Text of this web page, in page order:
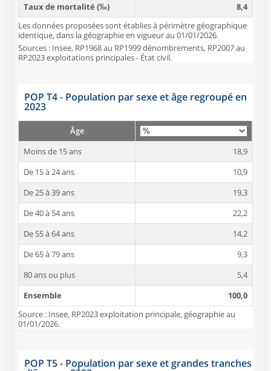
Taux de mortalité (‰)
8,4
Les données proposées sont établies à périmètre géographique
identique, dans la géographie en vigueur au 01/01/2026.
Sources : Insee, RP1968 au RP1999 dénombrements, RP2007 au
RP2023 exploitations principales - État civil.
POP T4 - Population par sexe et âge regroupé en
2023
Âge
Moins de 15 ans
18,9
De 15 à 24 ans
10,9
De 25 à 39 ans
19,3
De 40 à 54 ans
22,2
De 55 à 64 ans
14,2
De 65 à 79 ans
9,3
80 ans ou plus
5,4
Ensemble
100,0
Source : Insee, RP2023 exploitation principale, géographie au
01/01/2026.
POP T5 - Population par sexe et grandes tranches